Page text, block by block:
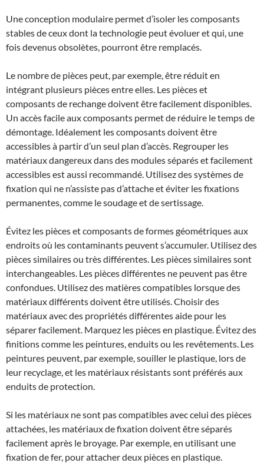
Une conception modulaire permet d’isoler les composants
stables de ceux dont la technologie peut évoluer et qui, une
fois devenus obsolètes, pourront être remplacés.
Le nombre de pièces peut, par exemple, être réduit en
intégrant plusieurs pièces entre elles. Les pièces et
composants de rechange doivent être facilement disponibles.
Un accès facile aux composants permet de réduire le temps de
démontage. Idéalement les composants doivent être
accessibles à partir d’un seul plan d’accès. Regrouper les
matériaux dangereux dans des modules séparés et facilement
accessibles est aussi recommandé. Utilisez des systèmes de
fixation qui ne n’assiste pas d’attache et éviter les fixations
permanentes, comme le soudage et de sertissage.
Évitez les pièces et composants de formes géométriques aux
endroits où les contaminants peuvent s’accumuler. Utilisez des
pièces similaires ou très différentes. Les pièces similaires sont
interchangeables. Les pièces différentes ne peuvent pas être
confondues. Utilisez des matières compatibles lorsque des
matériaux différents doivent être utilisés. Choisir des
matériaux avec des propriétés différentes aide pour les
séparer facilement. Marquez les pièces en plastique. Évitez des
finitions comme les peintures, enduits ou les revêtements. Les
peintures peuvent, par exemple, souiller le plastique, lors de
leur recyclage, et les matériaux résistants sont préférés aux
enduits de protection.
Si les matériaux ne sont pas compatibles avec celui des pièces
attachées, les matériaux de fixation doivent être séparés
facilement après le broyage. Par exemple, en utilisant une
fixation de fer, pour attacher deux pièces en plastique.